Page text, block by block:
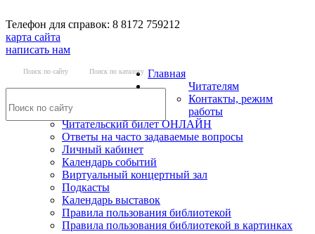
Телефон для справок: 8 8172 759212
карта сайта
написать нам
Поиск по сайту Поиск по каталогу Главная
Читателям
Контакты, режим
работы
Читательский билет ОНЛАЙН
Ответы на часто задаваемые вопросы
Личный кабинет
Календарь событий
Виртуальный концертный зал
Подкасты
Календарь выставок
Правила пользования библиотекой
Правила пользования библиотекой в картинках